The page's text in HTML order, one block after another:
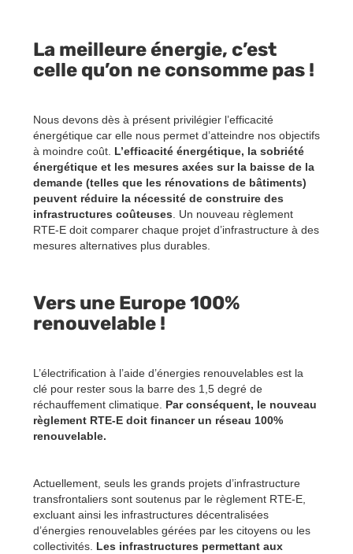
La meilleure énergie, c’est
celle qu’on ne consomme pas !
Nous devons dès à présent privilégier l’efficacité
énergétique car elle nous permet d’atteindre nos objectifs
à moindre coût. L’efficacité énergétique, la sobriété
énergétique et les mesures axées sur la baisse de la
demande (telles que les rénovations de bâtiments)
peuvent réduire la nécessité de construire des
infrastructures coûteuses . Un nouveau règlement
RTE-E doit comparer chaque projet d’infrastructure à des
mesures alternatives plus durables.
Vers une Europe 100%
renouvelable !
L’électrification à l’aide d’énergies renouvelables est la
clé pour rester sous la barre des 1,5 degré de
réchauffement climatique. Par conséquent, le nouveau
règlement RTE-E doit financer un réseau 100%
renouvelable.
Actuellement, seuls les grands projets d’infrastructure
transfrontaliers sont soutenus par le règlement RTE-E,
excluant ainsi les infrastructures décentralisées
d’énergies renouvelables gérées par les citoyens ou les
collectivités. Les infrastructures permettant aux